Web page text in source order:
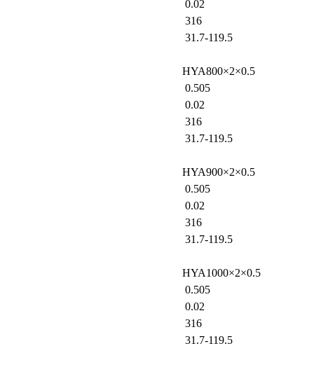
0.02
316
31.7-119.5
HYA800×2×0.5
0.505
0.02
316
31.7-119.5
HYA900×2×0.5
0.505
0.02
316
31.7-119.5
HYA1000×2×0.5
0.505
0.02
316
31.7-119.5